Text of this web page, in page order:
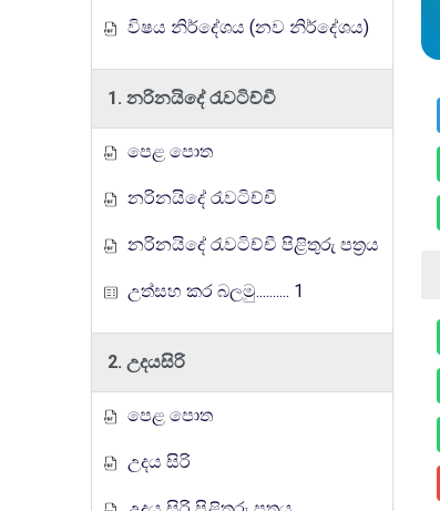
විෂය නිර්දේශය (නව නිර්දේශය)
1. නරිනයිදේ රැවටිච්චී
පෙළ පොත
නරිනයිදේ රැවටිච්චී
නරිනයිදේ රැවටිච්චී පිළිතුරු පත්‍රය
උත්සහ කර බලමු.......... 1
2. උදයසිරි
පෙළ පොත
උදය සිරි